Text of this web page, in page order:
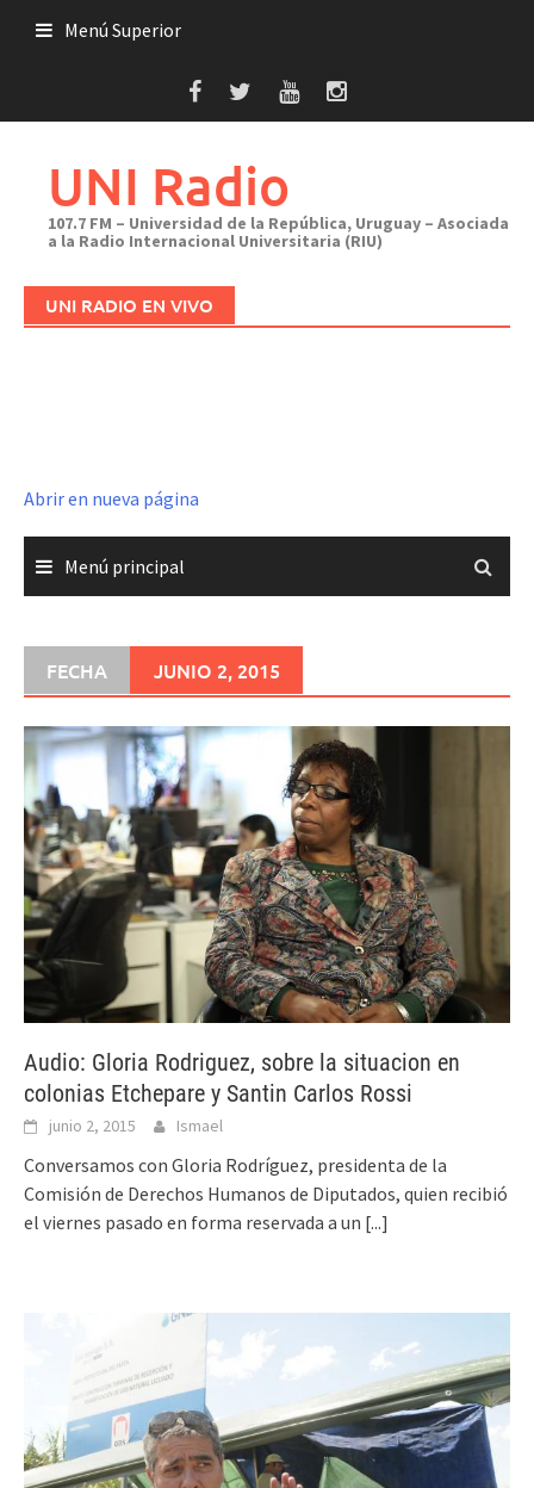
Menú Superior
UNI Radio
107.7 FM – Universidad de la República, Uruguay – Asociada
a la Radio Internacional Universitaria (RIU)
UNI RADIO EN VIVO
Abrir en nueva página
Menú principal
FECHA JUNIO 2, 2015
Audio: Gloria Rodriguez, sobre la situacion en
colonias Etchepare y Santin Carlos Rossi
junio 2, 2015 Ismael
Conversamos con Gloria Rodríguez, presidenta de la
Comisión de Derechos Humanos de Diputados, quien recibió
el viernes pasado en forma reservada a un [...]